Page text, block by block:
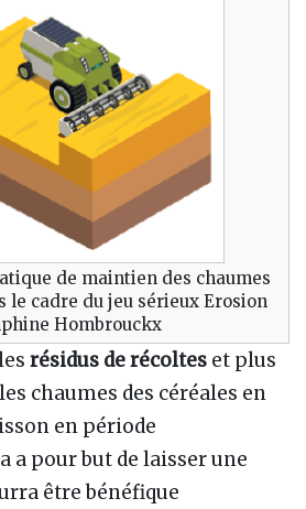
de maintien des chaumes
le cadre du jeu sérieux Erosion
Hombrouckx
résidus de récoltes et plus
chaumes des céréales en
en période
a pour but de laisser une
être bénéfique